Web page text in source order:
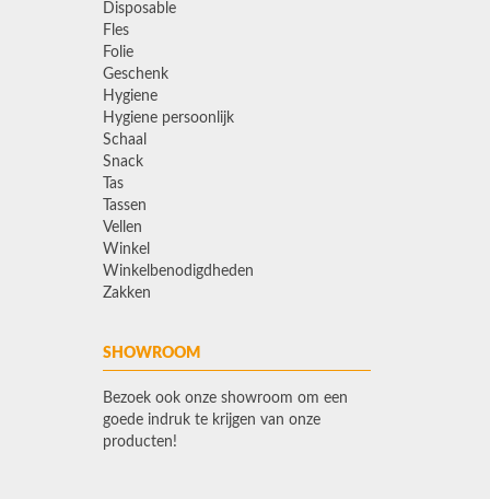
Disposable
Fles
Folie
Geschenk
Hygiene
Hygiene persoonlijk
Schaal
Snack
Tas
Tassen
Vellen
Winkel
Winkelbenodigdheden
Zakken
SHOWROOM
Bezoek ook onze showroom om een
goede indruk te krijgen van onze
producten!